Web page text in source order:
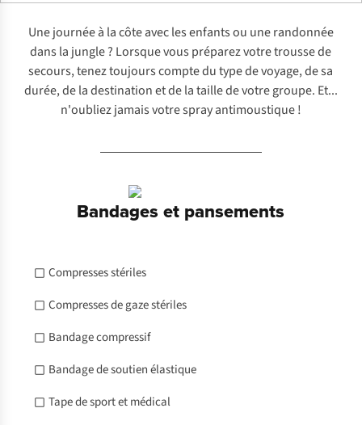
Une journée à la côte avec les enfants ou une randonnée
dans la jungle ? Lorsque vous préparez votre trousse de
secours, tenez toujours compte du type de voyage, de sa
durée, de la destination et de la taille de votre groupe. Et...
n'oubliez jamais votre spray antimoustique !
Bandages et pansements
Compresses stériles
Compresses de gaze stériles
Bandage compressif
Bandage de soutien élastique
Tape de sport et médical